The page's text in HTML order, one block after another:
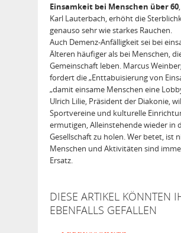
Einsamkeit bei Menschen über 60
Karl Lauterbach, erhöht die
genauso sehr wie starkes Rauchen.
Auch Demenz-Anfälligkeit sei bei
Älteren häufiger als bei Menschen,
Gemeinschaft leben. Marcus
fordert die „Enttabuisierung von
„damit einsame Menschen eine
Ulrich Lilie, Präsident der Diakonie,
Sportvereine und kulturelle
ermutigen, Alleinstehende wieder in
Gesellschaft zu holen. Wer betet, ist
Menschen und Aktivitäten sind
Ersatz.
DIESE ARTIKEL KÖNNTEN
EBENFALLS GEFALLEN